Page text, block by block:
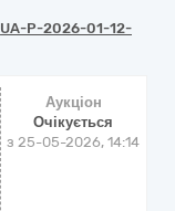
UA-P-2026-01-12-
Аукціон
Очікується
з25-05-2026, 14:14